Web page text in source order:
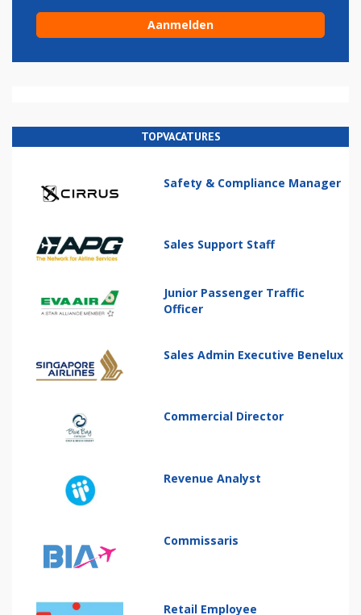
TOPVACATURES
Safety & Compliance Manager
Sales Support Staff
Junior Passenger Traffic
Officer
Sales Admin Executive Benelux
Commercial Director
Revenue Analyst
Commissaris
Retail Employee